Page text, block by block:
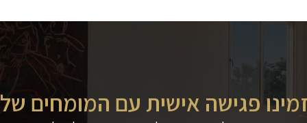
פגישה אישית עם המומחים